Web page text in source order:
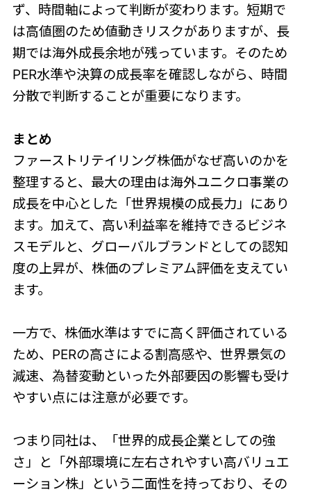
ず、時間軸によって判断が変わります。短期で
は高値圏のため値動きリスクがありますが、長
期では海外成長余地が残っています。そのため
PER水準や決算の成長率を確認しながら、時間
分散で判断することが重要になります。
まとめ
ファーストリテイリング株価がなぜ高いのかを
整理すると、最大の理由は海外ユニクロ事業の
成長を中心とした「世界規模の成長力」にあり
ます。加えて、高い利益率を維持できるビジネ
スモデルと、グローバルブランドとしての認知
度の上昇が、株価のプレミアム評価を支えてい
ます。
一方で、株価水準はすでに高く評価されている
ため、PERの高さによる割高感や、世界景気の
減速、為替変動といった外部要因の影響も受け
やすい点には注意が必要です。
つまり同社は、「世界的成長企業としての強
さ」と「外部環境に左右されやすい高バリュエ
ーション株」という二面性を持っており、その